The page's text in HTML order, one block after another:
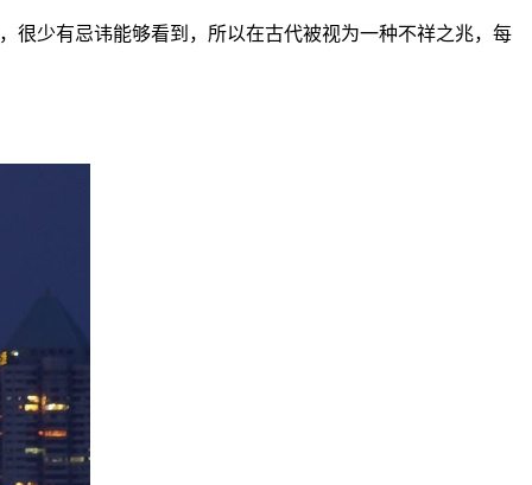
很少有忌讳能够看到，所以在古代被视为一种不祥之兆，每